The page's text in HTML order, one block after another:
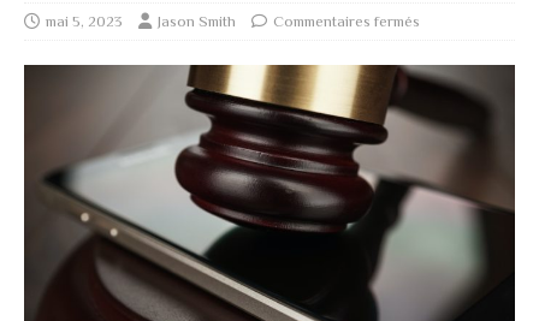
mai 5, 2023 Jason Smith Commentaires fermés